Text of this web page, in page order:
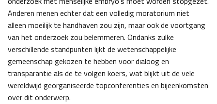
Anderen menen echter dat een volledig moratorium niet
alleen moeilijk te handhaven zou zijn, maar ook de voortgang
van het onderzoek zou belemmeren. Ondanks zulke
verschillende standpunten lijkt de wetenschappelijke
gemeenschap gekozen te hebben voor dialoog en
transparantie als de te volgen koers, wat blijkt uit de vele
wereldwijd georganiseerde topconferenties en bijeenkomsten
over dit onderwerp.